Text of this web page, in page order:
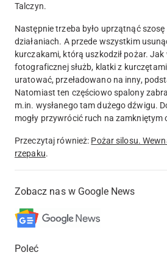
Talczyn.
Następnie trzeba było uprzątnąć
działaniach. A przede wszystkim
kurczakami, którą uszkodził pożar.
fotograficznej służb, klatki z
uratować, przeładowano na inny,
Natomiast ten częściowo spalony
m.in. wysłanego tam dużego dźwigu.
mogły przywrócić ruch na zamkniętym
Przeczytaj również: Pożar silosu.
rzepaku.
Zobacz nas w Google News
Poleć